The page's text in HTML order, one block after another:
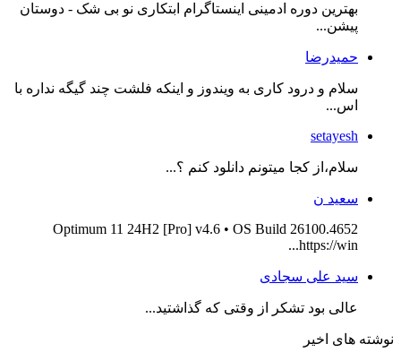
بهترین دوره ادمینی اینستاگرام ابتکاری نو بی شک - دوستان
پیشن...
حمیدرضا
سلام و درود کاری به ویندوز و اینکه فلشت چند گیگه نداره با
اس...
setayesh
سلام،از کجا میتونم دانلود کنم ؟...
سعید ن
Optimum 11 24H2 [Pro] v4.6 • OS Build 26100.4652
https://win...
سید علی سجادی
عالی بود تشکر از وقتی که گذاشتید...
نوشته های اخیر